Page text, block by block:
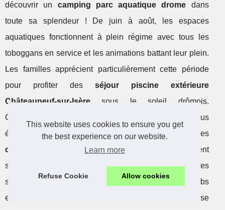
This website uses cookies to ensure you get
the best experience on our website.
Learn more
Refuse Cookie Allow cookies
découvrir un camping parc aquatique drome dans
toute sa splendeur ! De juin à août, les espaces
aquatiques fonctionnent à plein régime avec tous les
toboggans en service et les animations battant leur plein.
Les familles apprécient particulièrement cette période
pour profiter des séjour piscine extérieure
Châteauneuf-sur-Isère sous le soleil drômois.
Cependant, cette popularité se traduit par des tarifs plus
élevés et une nécessité de réserver très tôt. Les
camping 4 étoiles parc aquatique Valence
affichent
souvent complet dès février pour les meilleures
semaines ! L'ambiance est électrisante avec les clubs
enfants, les tournois de water-polo et les soirées mousse